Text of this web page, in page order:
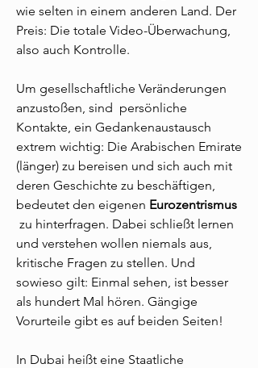
wie selten in einem anderen Land. Der
Preis: Die totale Video-Überwachung,
also auch Kontrolle.
Um gesellschaftliche Veränderungen
anzustoßen, sind persönliche
Kontakte, ein Gedankenaustausch
extrem wichtig: Die Arabischen Emirate
(länger) zu bereisen und sich auch mit
deren Geschichte zu beschäftigen,
bedeutet den eigenen Eurozentrismus
zu hinterfragen. Dabei schließt lernen
und verstehen wollen niemals aus,
kritische Fragen zu stellen. Und
sowieso gilt: Einmal sehen, ist besser
als hundert Mal hören. Gängige
Vorurteile gibt es auf beiden Seiten!
In Dubai heißt eine Staatliche